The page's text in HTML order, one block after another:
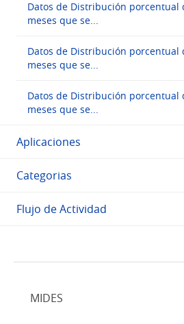
Datos de Distribución porcentual
meses que se...
Datos de Distribución porcentual
meses que se...
Datos de Distribución porcentual
meses que se...
Aplicaciones
Categorias
Flujo de Actividad
MIDES